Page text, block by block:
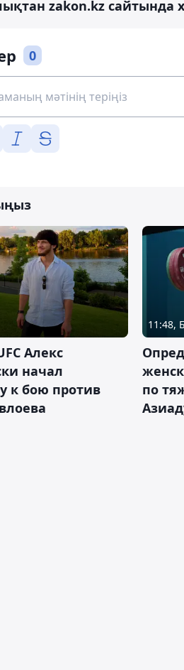
zakon.kz сайтында
0
Алекс
начал
к бою против
11:48,
по